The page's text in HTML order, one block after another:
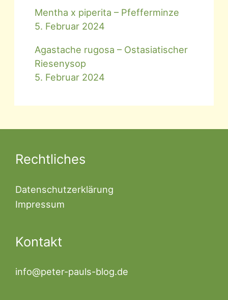
Mentha x piperita – Pfefferminze
5. Februar 2024
Agastache rugosa – Ostasiatischer
Riesenysop
5. Februar 2024
Rechtliches
Datenschutzerklärung
Impressum
Kontakt
info@peter-pauls-blog.de